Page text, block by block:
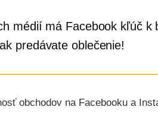
médií má Facebook kľúč k
predávate oblečenie!
obchodov na Facebooku a